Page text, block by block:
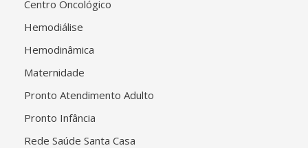
Centro Oncológico
Hemodiálise
Hemodinâmica
Maternidade
Pronto Atendimento Adulto
Pronto Infância
Rede Saúde Santa Casa